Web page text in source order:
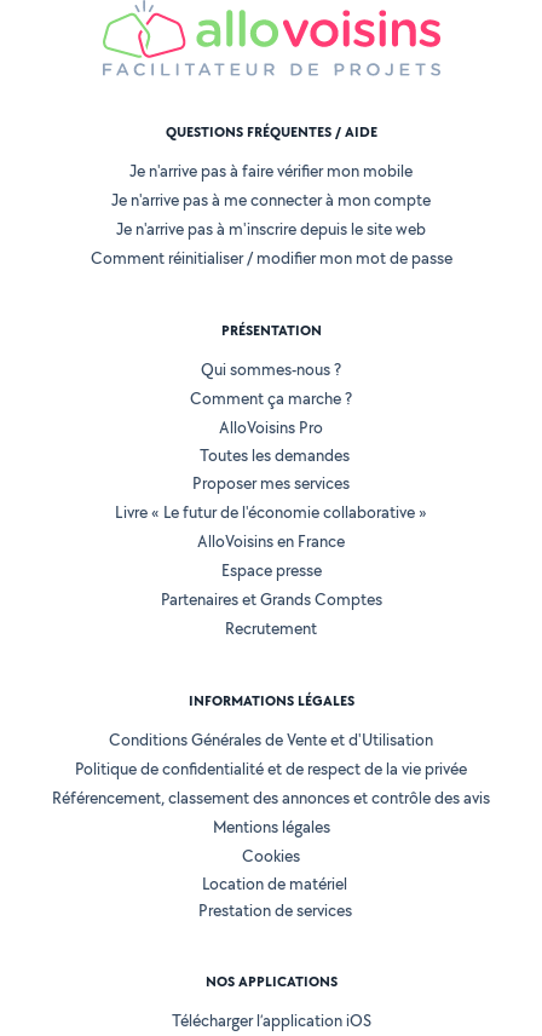
QUESTIONS FRÉQUENTES / AIDE
Je n'arrive pas à faire vérifier mon mobile
Je n'arrive pas à me connecter à mon compte
Je n'arrive pas à m'inscrire depuis le site web
Comment réinitialiser / modifier mon mot de passe
PRÉSENTATION
Qui sommes-nous ?
Comment ça marche ?
AlloVoisins Pro
Toutes les demandes
Proposer mes services
Livre « Le futur de l'économie collaborative »
AlloVoisins en France
Espace presse
Partenaires et Grands Comptes
Recrutement
INFORMATIONS LÉGALES
Conditions Générales de Vente et d'Utilisation
Politique de confidentialité et de respect de la vie privée
Référencement, classement des annonces et contrôle des avis
Mentions légales
Cookies
Location de matériel
Prestation de services
NOS APPLICATIONS
Télécharger l’application iOS